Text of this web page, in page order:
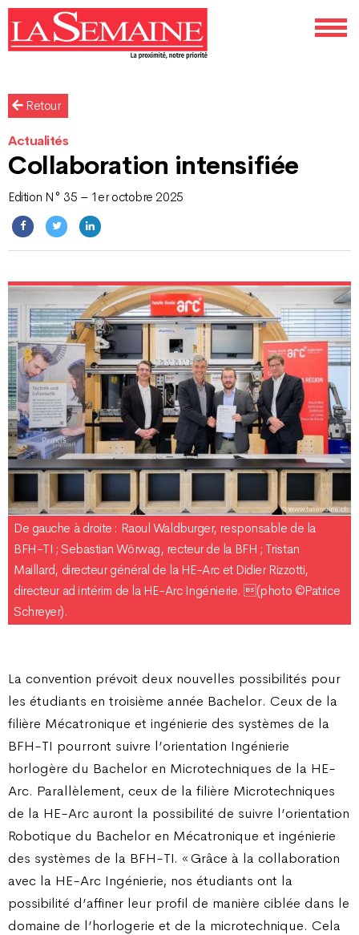
Retour
Actualités
Collaboration intensifiée
Edition N° 35 – 1er octobre 2025
De gauche à droite : Raoul Waldburger, responsable de la
BFH-TI ; Sebastian Wörwag, recteur de la BFH ; Tristan
Maillard, directeur général de la HE-Arc et Didier Rizzotti,
directeur ad intérim de la HE-Arc Ingénierie. (photo ©Patrice
Schreyer).
La convention prévoit deux nouvelles possibilités pour
les étudiants en troisième année Bachelor. Ceux de la
filière Mécatronique et ingénierie des systèmes de la
BFH-TI pourront suivre l’orientation Ingénierie
horlogère du Bachelor en Microtechniques de la HE-
Arc. Parallèlement, ceux de la filière Microtechniques
de la HE-Arc auront la possibilité de suivre l’orientation
Robotique du Bachelor en Mécatronique et ingénierie
des systèmes de la BFH-TI. « Grâce à la collaboration
avec la HE-Arc Ingénierie, nos étudiants ont la
possibilité d’affiner leur profil de manière ciblée dans le
domaine de l’horlogerie et de la microtechnique. Cela